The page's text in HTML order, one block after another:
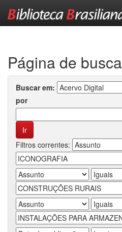
Página de busca
Buscar em:
por
Filtros correntes: